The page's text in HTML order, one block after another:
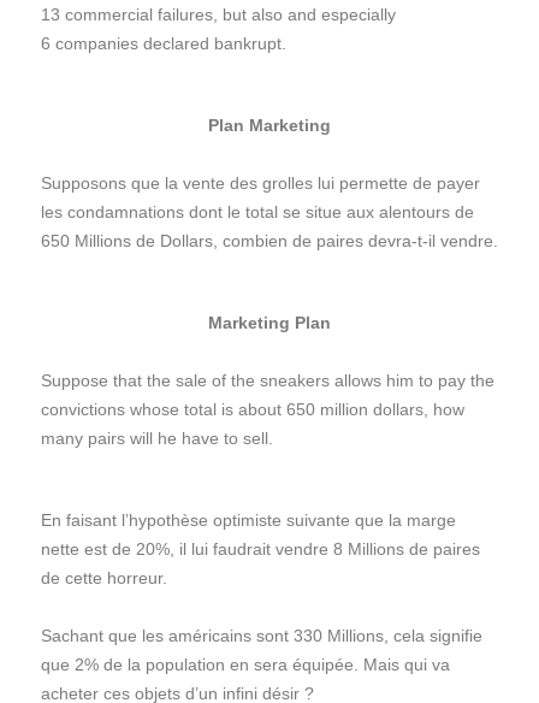
13 commercial failures, but also and especially
6 companies declared bankrupt.
Plan Marketing
Supposons que la vente des grolles lui permette de payer
les condamnations dont le total se situe aux alentours de
650 Millions de Dollars, combien de paires devra-t-il vendre.
Marketing Plan
Suppose that the sale of the sneakers allows him to pay the
convictions whose total is about 650 million dollars, how
many pairs will he have to sell.
En faisant l’hypothèse optimiste suivante que la marge
nette est de 20%, il lui faudrait vendre 8 Millions de paires
de cette horreur.
Sachant que les américains sont 330 Millions, cela signifie
que 2% de la population en sera équipée. Mais qui va
acheter ces objets d’un infini désir ?